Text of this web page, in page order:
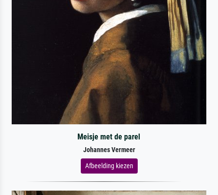
Meisje met de parel
Johannes Vermeer
Afbeelding kiezen